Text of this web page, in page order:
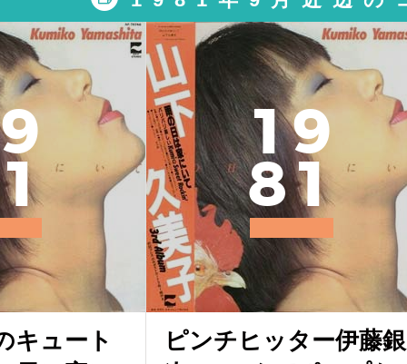
9
1
キュート
19
81
ピンチヒッター伊藤銀